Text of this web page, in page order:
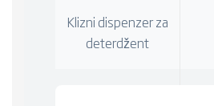
Klizni dispenzer za
deterdžent